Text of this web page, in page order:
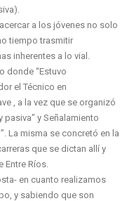
a los jóvenes no solo
tiempo trasmitir
inherentes a lo vial.
donde “Estuvo
el Técnico en
, a la vez que se organizó
pasiva" y Señalamiento
La misma se concretó en la
que se dictan allí y
Entre Ríos.
en cuanto realizamos
y sabiendo que son